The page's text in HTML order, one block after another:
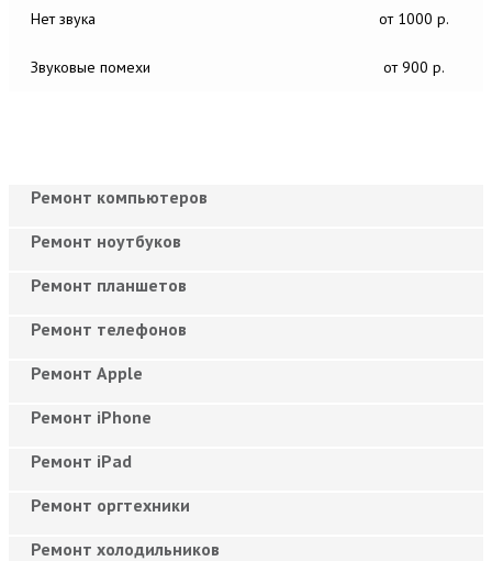
Нет звука от 1000 р.
Звуковые помехи от 900 р.
Ремонт компьютеров
Ремонт ноутбуков
Ремонт планшетов
Ремонт телефонов
Ремонт Apple
Ремонт iPhone
Ремонт iPad
Ремонт оргтехники
Ремонт холодильников